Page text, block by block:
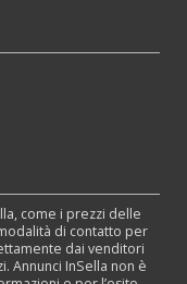
come i prezzi delle
di contatto per
dai venditori
Annunci InSella non è